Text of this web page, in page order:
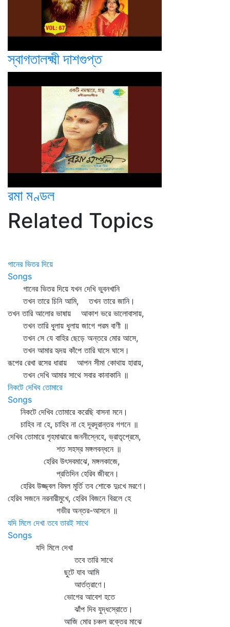
স্বাগতালক্ষ্মী দাশগুপ্ত
রমা মণ্ডল
Related Topics
গানের ভিতর দিয়ে
Songs
গানের ভিতর দিয়ে যখন দেখি ভুবনখানি
তখন তারে চিনি আমি, তখন তারে জানি।
তখন তারি আলোর ভাষায় আকাশ ভরে ভালোবাসায়,
তখন তারি ধুলায় ধুলায় জাগে পরম বাণী ॥
তখন সে যে বাহির ছেড়ে অন্তরে মোর আসে,
তখন আমার হৃদয় কাঁপে তারি ঘাসে ঘাসে।
রূপের রেখা রসের ধারায় আপন সীমা কোথায় হারায়,
তখন দেখি আমার সাথে সবার কানাকানি ॥
নিকটে দেখিব তোমারে
Songs
নিকটে দেখিব তোমারে করেছি বাসনা মনে।
চাহিব না হে, চাহিব না হে দূরদূরান্তর গগনে ॥
দেখিব তোমারে গৃহমাঝারে জননীস্নেহে, ভ্রাতৃপ্রেমে,
শত সহস্র মঙ্গলবন্ধনে ॥
হেরিব উৎসবমাঝে, মঙ্গলকাজে,
প্রতিদিন হেরিব জীবনে।
হেরিব উজ্জ্বল বিমল মূর্তি তব শোকে দুঃখে মরণে।
হেরিব সজনে নরনারীমুখে, হেরিব বিজনে বিরলে হে
গভীর অন্তর-আসনে ॥
যদি মিলে দেখা তবে তারই সাথে
Songs
যদি মিলে দেখা
তবে তারি সাথে
ছুটে যাব আমি
আর্তত্রাণে।
ভোগের আবেশ হতে
ঝাঁপ দিব যুদ্ধস্রোতে।
আজি মোর চঞ্চল রক্তের মাঝে